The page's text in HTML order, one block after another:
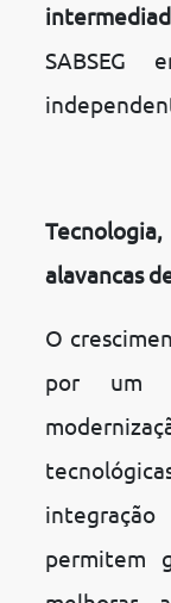
SABSEG
alavancas
O
por um
permitem